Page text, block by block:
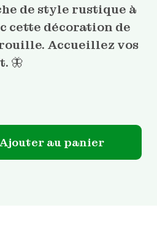
de style rustique à
cette décoration de
Accueillez vos
🦋
en métal rouillé – Papillon
Ajouter au panier